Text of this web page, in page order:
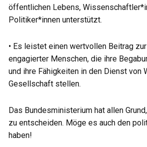
öffentlichen Lebens,
Politiker*innen unterstützt.
• Es leistet einen wertvollen Beitrag
engagierter Menschen, die ihre
und ihre Fähigkeiten in den Dienst von
Gesellschaft stellen.
Das Bundesministerium hat allen
zu entscheiden. Möge es auch den
haben!